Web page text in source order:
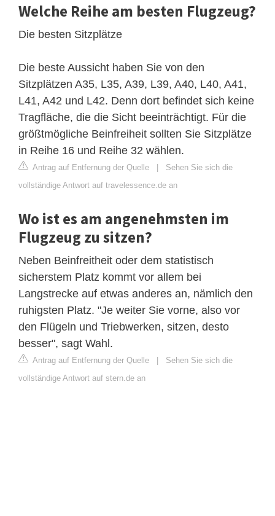
Welche Reihe am besten Flugzeug?
Die besten Sitzplätze
Die beste Aussicht haben Sie von den
Sitzplätzen A35, L35, A39, L39, A40, L40, A41,
L41, A42 und L42. Denn dort befindet sich keine
Tragfläche, die die Sicht beeinträchtigt. Für die
größtmögliche Beinfreiheit sollten Sie Sitzplätze
in Reihe 16 und Reihe 32 wählen.
Antrag auf Entfernung der Quelle | Sehen Sie sich die
vollständige Antwort auf travelessence.de an
Wo ist es am angenehmsten im
Flugzeug zu sitzen?
Neben Beinfreitheit oder dem statistisch
sicherstem Platz kommt vor allem bei
Langstrecke auf etwas anderes an, nämlich den
ruhigsten Platz. "Je weiter Sie vorne, also vor
den Flügeln und Triebwerken, sitzen, desto
besser", sagt Wahl.
Antrag auf Entfernung der Quelle | Sehen Sie sich die
vollständige Antwort auf stern.de an